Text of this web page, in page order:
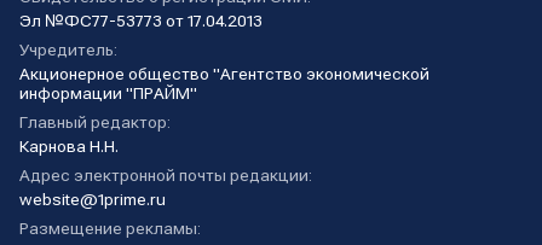
Эл №ФС77-53773 от 17.04.2013
Учредитель:
Акционерное общество "Агентство экономической
информации "ПРАЙМ"
Главный редактор:
Карнова Н.Н.
Адрес электронной почты редакции:
website@1prime.ru
Размещение рекламы: